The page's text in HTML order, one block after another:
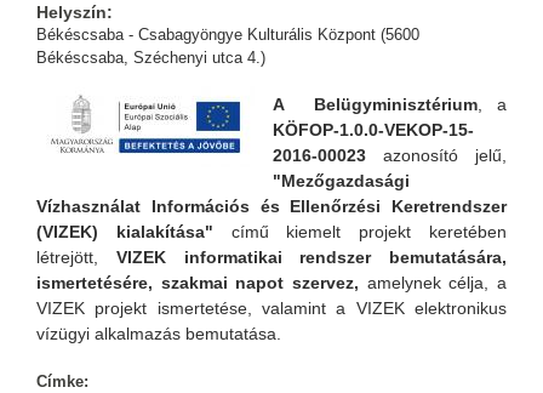
Helyszín:
Békéscsaba - Csabagyöngye Kulturális Központ (5600
Békéscsaba, Széchenyi utca 4.)
A Belügyminisztérium , a
KÖFOP-1.0.0-VEKOP-15-
2016-00023 azonosító jelű,
"Mezőgazdasági
Vízhasználat Információs és Ellenőrzési Keretrendszer
(VIZEK) kialakítása" című kiemelt projekt keretében
létrejött, VIZEK informatikai rendszer bemutatására,
ismertetésére, szakmai napot szervez, amelynek célja, a
VIZEK projekt ismertetése, valamint a VIZEK elektronikus
vízügyi alkalmazás bemutatása.
Címke: